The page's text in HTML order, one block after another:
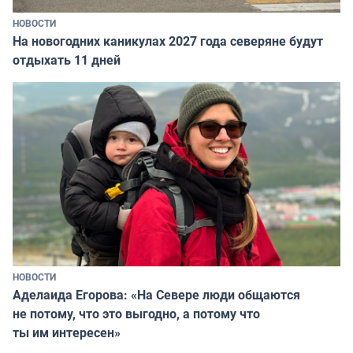
НОВОСТИ
На новогодних каникулах 2027 года северяне будут
отдыхать 11 дней
НОВОСТИ
Аделаида Егорова: «На Севере люди общаются
не потому, что это выгодно, а потому что
ты им интересен»